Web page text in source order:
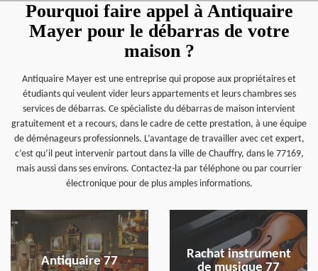
Pourquoi faire appel à Antiquaire
Mayer pour le débarras de votre
maison ?
Antiquaire Mayer est une entreprise qui propose aux propriétaires et
étudiants qui veulent vider leurs appartements et leurs chambres ses
services de débarras. Ce spécialiste du débarras de maison intervient
gratuitement et a recours, dans le cadre de cette prestation, à une équipe
de déménageurs professionnels. L’avantage de travailler avec cet expert,
c’est qu’il peut intervenir partout dans la ville de Chauffry, dans le 77169,
mais aussi dans ses environs. Contactez-la par téléphone ou par courrier
électronique pour de plus amples informations.
Antiquaire 77
en savoir plus
Rachat instrument
de musique 77
en savoir plus